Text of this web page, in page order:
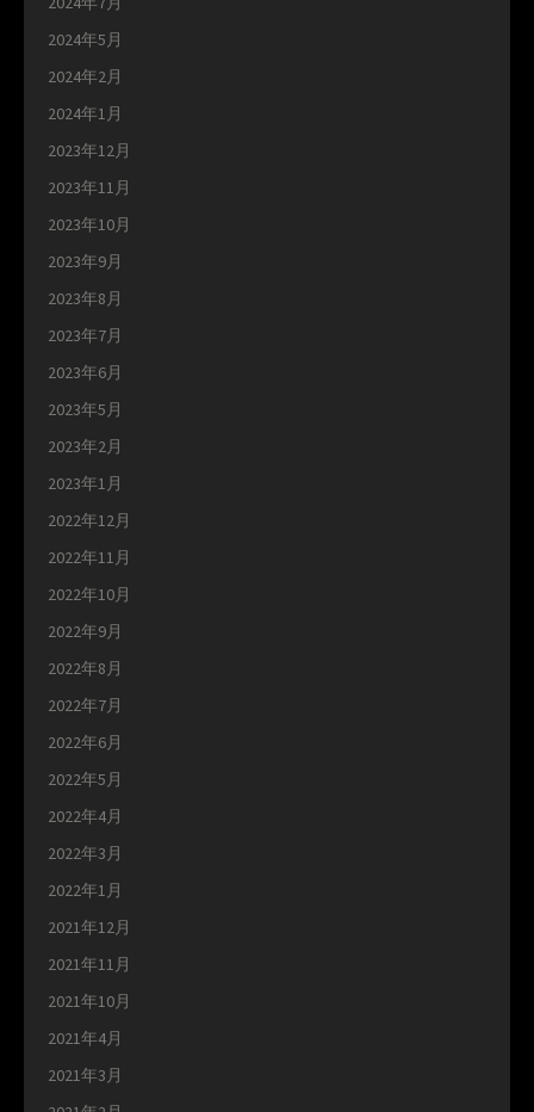
2024年5月
2024年2月
2024年1月
2023年12月
2023年11月
2023年10月
2023年9月
2023年8月
2023年7月
2023年6月
2023年5月
2023年2月
2023年1月
2022年12月
2022年11月
2022年10月
2022年9月
2022年8月
2022年7月
2022年6月
2022年5月
2022年4月
2022年3月
2022年1月
2021年12月
2021年11月
2021年10月
2021年4月
2021年3月